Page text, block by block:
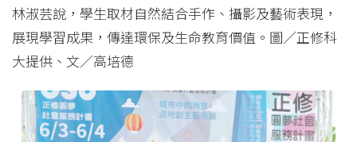
林淑芸說，學生取材自然結合手作、攝影及藝術表現，
展現學習成果，傳達環保及生命教育價值。圖／正修科
大提供、文／高培德